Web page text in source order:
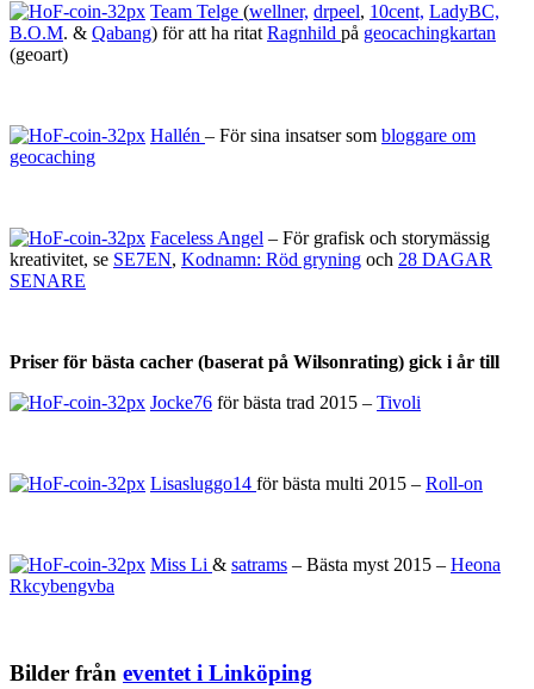
Team Telge (wellner, drpeel, 10cent, LadyBC,
B.O.M. & Qabang) för att ha ritat Ragnhild på geocachingkartan
(geoart)
Hallén – För sina insatser som bloggare om
geocaching
Faceless Angel – För grafisk och storymässig
kreativitet, se SE7EN, Kodnamn: Röd gryning och 28 DAGAR
SENARE
Priser för bästa cacher (baserat på Wilsonrating) gick i år till
Jocke76 för bästa trad 2015 – Tivoli
Lisasluggo14 för bästa multi 2015 – Roll-on
Miss Li & satrams – Bästa myst 2015 – Heona
Rkcybengvba
Bilder från eventet i Linköping